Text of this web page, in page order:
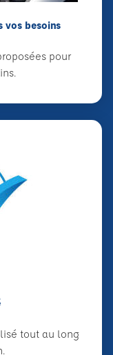
vos besoins
pour
tout au long